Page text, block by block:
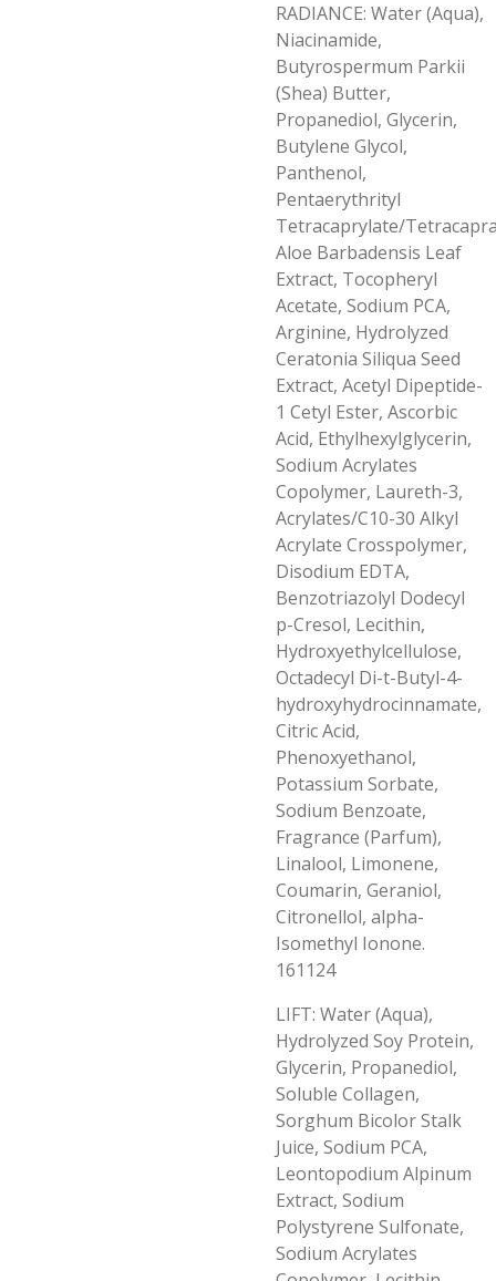
RADIANCE: Water (Aqua),
Niacinamide,
Butyrospermum Parkii
(Shea) Butter,
Propanediol, Glycerin,
Butylene Glycol,
Panthenol,
Pentaerythrityl
Tetracaprylate/
Aloe Barbadensis Leaf
Extract, Tocopheryl
Acetate, Sodium PCA,
Arginine, Hydrolyzed
Ceratonia Siliqua Seed
Extract, Acetyl Dipeptide-
1 Cetyl Ester, Ascorbic
Acid, Ethylhexylglycerin,
Sodium Acrylates
Copolymer, Laureth-3,
Acrylates/C10-30 Alkyl
Acrylate Crosspolymer,
Disodium EDTA,
Benzotriazolyl Dodecyl
p-Cresol, Lecithin,
Hydroxyethylcellulose,
Octadecyl Di-t-Butyl-4-
hydroxyhydrocinnamate,
Citric Acid,
Phenoxyethanol,
Potassium Sorbate,
Sodium Benzoate,
Fragrance (Parfum),
Linalool, Limonene,
Coumarin, Geraniol,
Citronellol, alpha-
Isomethyl Ionone.
161124
LIFT: Water (Aqua),
Hydrolyzed Soy Protein,
Glycerin, Propanediol,
Soluble Collagen,
Sorghum Bicolor Stalk
Juice, Sodium PCA,
Leontopodium Alpinum
Extract, Sodium
Polystyrene Sulfonate,
Sodium Acrylates